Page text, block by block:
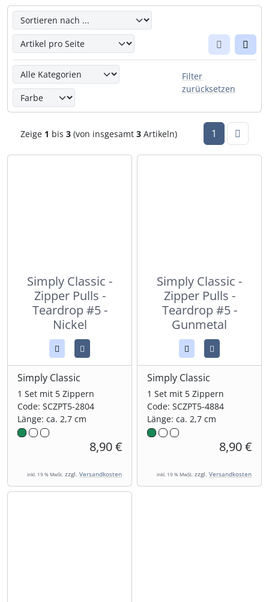
Hier kannst Du die nachfolgenden Artikel umsortieren
Hier kannst Du die nachfolgenden Artikel nach ihren
Filter
zurücksetzen
Zeige 1 bis 3 (von insgesamt 3 Artikeln) 1
Simply Classic -
Zipper Pulls -
Teardrop #5 -
Nickel
Simply Classic
1 Set mit 5 Zippern
Code: SCZPT5-2804
Länge: ca. 2,7 cm
8,90 €
inkl. 19 % MwSt. zzgl. Versandkosten
Simply Classic -
Zipper Pulls -
Teardrop #5 -
Gunmetal
Simply Classic
1 Set mit 5 Zippern
Code: SCZPT5-4884
Länge: ca. 2,7 cm
8,90 €
inkl. 19 % MwSt. zzgl. Versandkosten